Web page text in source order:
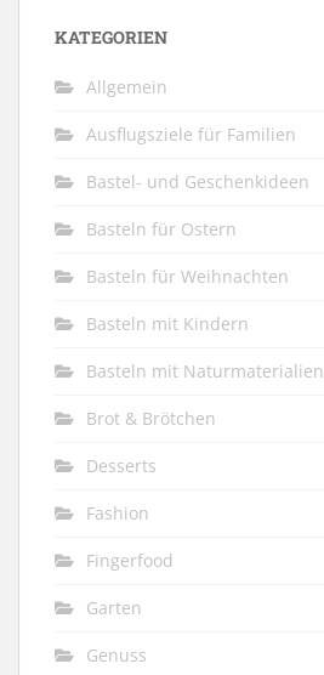
KATEGORIEN
Allgemein
Ausflugsziele für Familien
Bastel- und Geschenkideen
Basteln für Ostern
Basteln für Weihnachten
Basteln mit Kindern
Basteln mit Naturmaterialien
Brot & Brötchen
Desserts
Fashion
Fingerfood
Garten
Genuss